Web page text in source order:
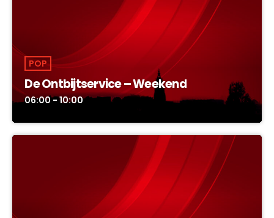
De beste non-stop muziek om de nacht door te komen.
POP
De Ontbijtservice – Weekend
06:00 - 10:00